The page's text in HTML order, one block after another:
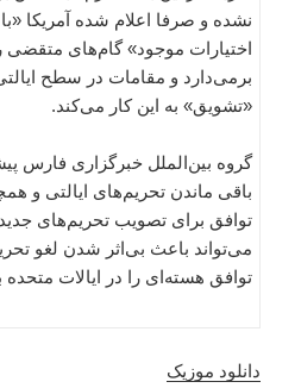
نشده و صرفا اعلام شده‌ آمریکا
اختیارات موجود» گام‌های متقضی
برمی‌دارد و مقامات در سطح
«تشویق» به این کار می‌کند.
گروه بین‌الملل خبرگزاری فارس
باقی ماندن تحریم‌های ایالتی و
توافق برای تصویب تحریم‌های
می‌تواند باعث بی‌اثر شدن لغو
توافق هسته‌ای را در ایالات
دانلود موزیک